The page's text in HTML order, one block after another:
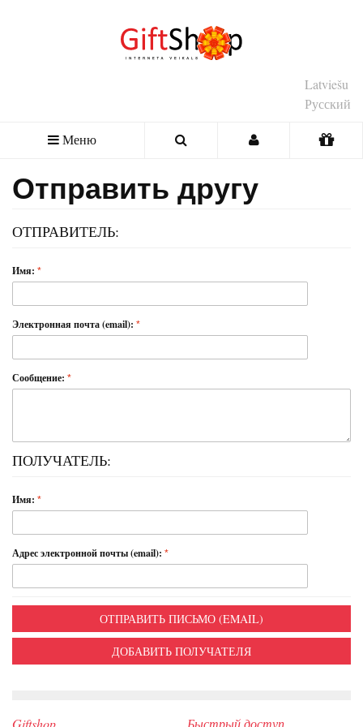
Latviešu
Русский
Меню
Отправить другу
ОТПРАВИТЕЛЬ:
Имя:
Электронная почта (email):
Сообщение:
ПОЛУЧАТЕЛЬ:
Имя:
Адрес электронной почты (email):
ОТПРАВИТЬ ПИСЬМО (EMAIL)
ДОБАВИТЬ ПОЛУЧАТЕЛЯ
Giftshop Быстрый доступ